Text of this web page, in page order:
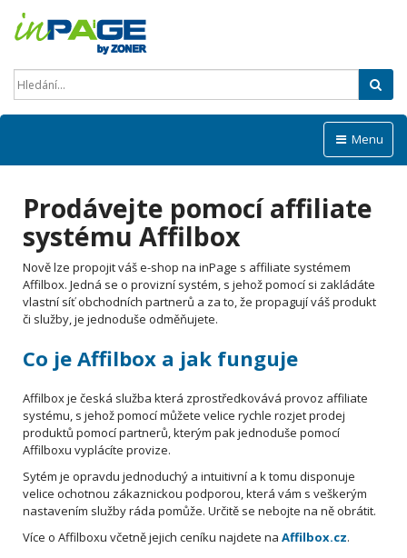
Menu
Prodávejte pomocí affiliate
systému Affilbox
Nově lze propojit váš e-shop na inPage s affiliate systémem
Affilbox. Jedná se o provizní systém, s jehož pomocí si zakládáte
vlastní síť obchodních partnerů a za to, že propagují váš produkt
či služby, je jednoduše odměňujete.
Co je Affilbox a jak funguje
Affilbox je česká služba která zprostředkovává provoz affiliate
systému, s jehož pomocí můžete velice rychle rozjet prodej
produktů pomocí partnerů, kterým pak jednoduše pomocí
Affilboxu vyplácíte provize.
Sytém je opravdu jednoduchý a intuitivní a k tomu disponuje
velice ochotnou zákaznickou podporou, která vám s veškerým
nastavením služby ráda pomůže. Určitě se nebojte na ně obrátit.
Více o Affilboxu včetně jejich ceníku najdete na Affilbox.cz.